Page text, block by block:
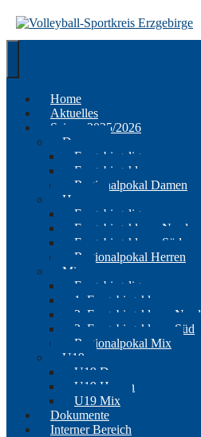
zum
Inhalt
Home
Aktuelles
Saison 2025/2026
Damen
Erzgebirgsliga
Erzgebirgsklasse
Regionalpokal Damen
Herren
Erzgebirgsliga
Erzgebirgsklasse Nord
Erzgebirgsklasse Süd
Regionalpokal Herren
Mix
Erzgebirgsliga
1. Erzgebirgsklasse
2. Erzgebirgsklasse Nord
2. Erzgebirgsklasse Süd
Regionalpokal Mix
U19
U19 Damen
U19 Herren
U19 Mix
Dokumente
Interner Bereich